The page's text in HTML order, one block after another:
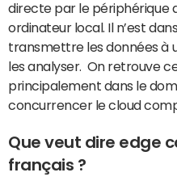
directe par le périphérique
ordinateur local. Il n’est
transmettre les données à
les analyser. On retrouve
principalement dans le
concurrencer le cloud
Que veut dire edge
français ?